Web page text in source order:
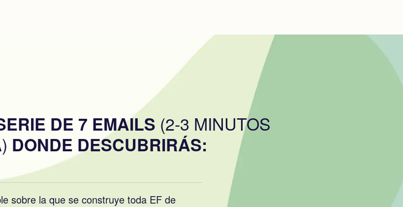
DE 7 EMAILS (2-3 MINUTOS
DONDE DESCUBRIRÁS:
sobre la que se construye toda EF de